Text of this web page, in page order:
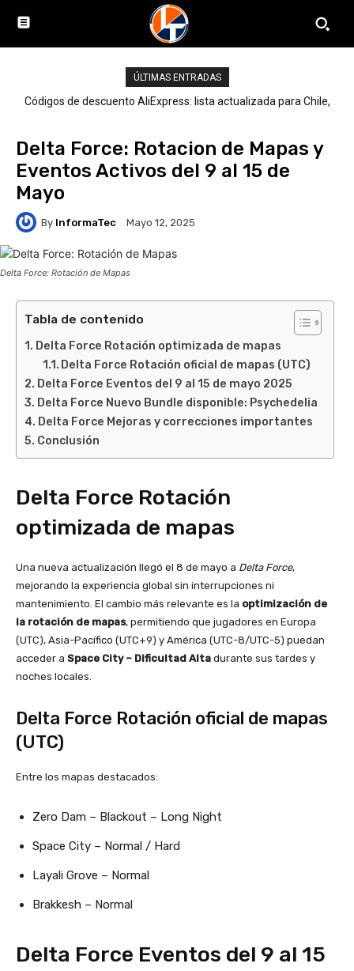
ÚLTIMAS ENTRADAS
Códigos de descuento AliExpress: lista actualizada para Chile,
Delta Force: Rotacion de Mapas y
Eventos Activos del 9 al 15 de
Mayo
By InformaTec Mayo 12, 2025
Delta Force: Rotación de Mapas
Tabla de contenido
Delta Force Rotación optimizada de mapas
Delta Force Rotación oficial de mapas (UTC)
Delta Force Eventos del 9 al 15 de mayo 2025
Delta Force Nuevo Bundle disponible: Psychedelia
Delta Force Mejoras y correcciones importantes
Conclusión
Delta Force Rotación
optimizada de mapas
Una nueva actualización llegó el 8 de mayo a Delta Force,
mejorando la experiencia global sin interrupciones ni
mantenimiento. El cambio más relevante es la optimización de
la rotación de mapas, permitiendo que jugadores en Europa
(UTC), Asia-Pacífico (UTC+9) y América (UTC-8/UTC-5) puedan
acceder a Space City – Dificultad Alta durante sus tardes y
noches locales.
Delta Force Rotación oficial de mapas
(UTC)
Entre los mapas destacados:
Zero Dam – Blackout – Long Night
Space City – Normal / Hard
Layali Grove – Normal
Brakkesh – Normal
Delta Force Eventos del 9 al 15